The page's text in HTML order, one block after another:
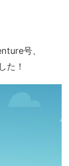
号、
た！